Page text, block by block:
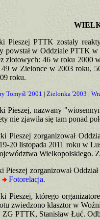
Pieszej PTTK zostały
w Oddziale PTTK
zlotowych: 46 w roku 2000
w Zielonce w 2003 roku,
roku.
Tomyśl '2001 | Zielonka '2003 |
nazwany
nie zjawiła się tam ponad
Pieszej zorganizował
20 listopada 2011 roku w
Wielkopolskiego.
zorganizował
Fotorelacja.
Pieszej, którego
zwiedzono klasztor w
PTTK, Stanisław Łuć.